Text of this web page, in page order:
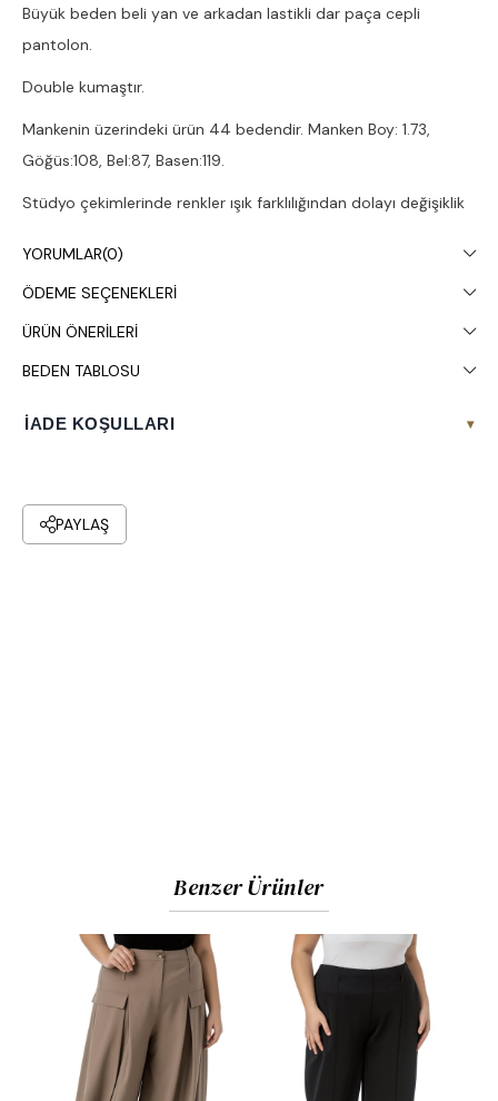
Büyük beden beli yan ve arkadan lastikli dar paça cepli
pantolon.
Double kumaştır.
Mankenin üzerindeki ürün 44 bedendir. Manken Boy: 1.73,
Göğüs:108, Bel:87, Basen:119.
Stüdyo çekimlerinde renkler ışık farklılığından dolayı değişiklik
YORUMLAR(0)
ÖDEME SEÇENEKLERI
ÜRÜN ÖNERILERI
BEDEN TABLOSU
İADE KOŞULLARI ▾
PAYLAŞ
Benzer Ürünler